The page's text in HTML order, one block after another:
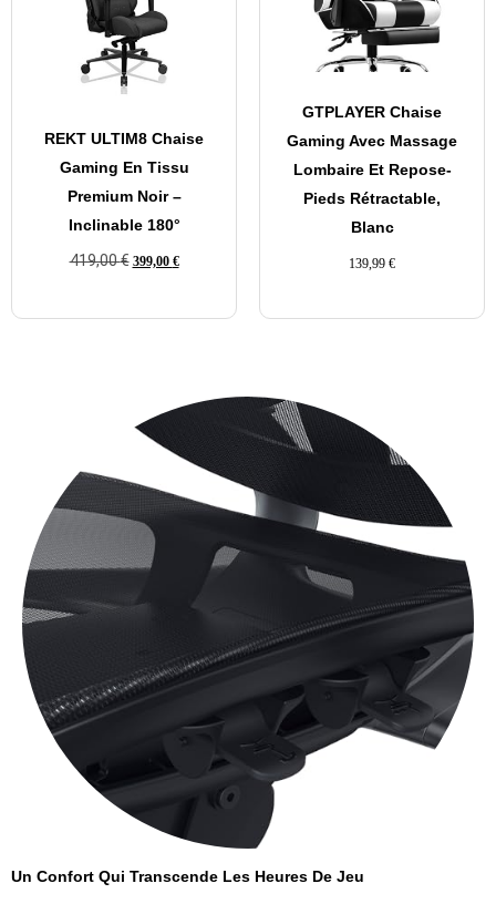
REKT ULTIM8 Chaise
Gaming En Tissu
Premium Noir –
Inclinable 180°
419,00€ 399,00 €
GTPLAYER Chaise
Gaming Avec Massage
Lombaire Et Repose-
Pieds Rétractable,
Blanc
139,99 €
Un Confort Qui Transcende Les Heures De Jeu